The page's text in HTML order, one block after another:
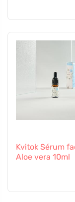
Kvitok Sérum
Aloe vera 10ml